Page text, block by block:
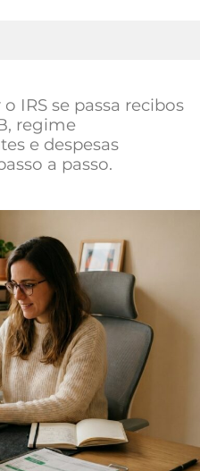
IRS se passa recibos
regime
e despesas
a passo.